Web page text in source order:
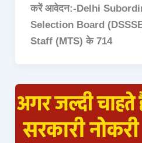
करें आवेदन:-Delhi
Selection Board
Staff (MTS) के 714